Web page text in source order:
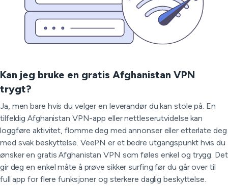
Kan jeg bruke en gratis Afghanistan VPN
trygt?
Ja, men bare hvis du velger en leverandør du kan stole på. En
tilfeldig Afghanistan VPN-app eller nettleserutvidelse kan
loggføre aktivitet, flomme deg med annonser eller etterlate deg
med svak beskyttelse. VeePN er et bedre utgangspunkt hvis du
ønsker en gratis Afghanistan VPN som føles enkel og trygg. Det
gir deg en enkel måte å prøve sikker surfing før du går over til
full app for flere funksjoner og sterkere daglig beskyttelse.